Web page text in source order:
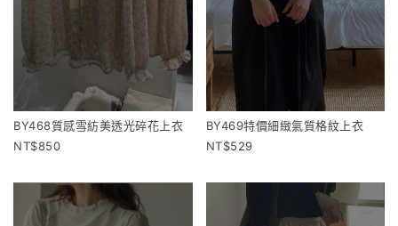
BY468質感雪紡美透光碎花上衣
850
BY469特價細緻氣質格紋上衣
529